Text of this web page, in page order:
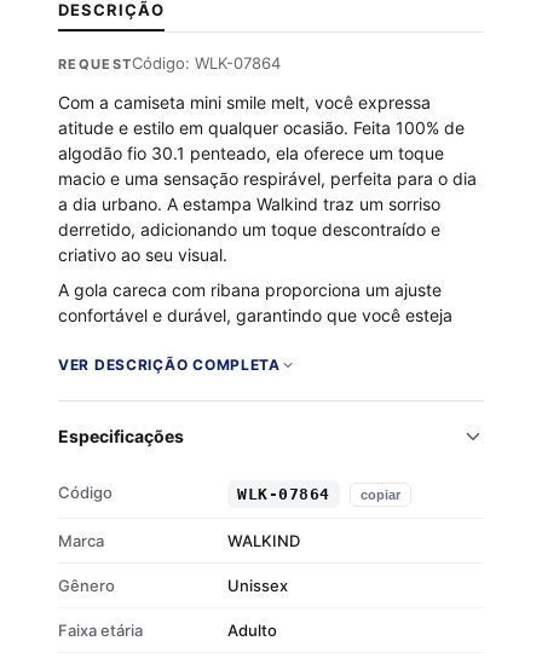
DESCRIÇÃO
REQUESTCódigo: WLK-07864
Com a camiseta mini smile melt, você expressa
atitude e estilo em qualquer ocasião. Feita 100% de
algodão fio 30.1 penteado, ela oferece um toque
macio e uma sensação respirável, perfeita para o dia
a dia urbano. A estampa Walkind traz um sorriso
derretido, adicionando um toque descontraído e
criativo ao seu visual.
A gola careca com ribana proporciona um ajuste
confortável e durável, garantindo que você esteja
casual ou uma combinação mais elaborada, essa
Toque macio e respirável
Estampa Walkind exclusiva
VER DESCRIÇÃO COMPLETA
Especificações
Código WLK-07864 copiar
Marca WALKIND
Gênero Unissex
Faixa etária Adulto